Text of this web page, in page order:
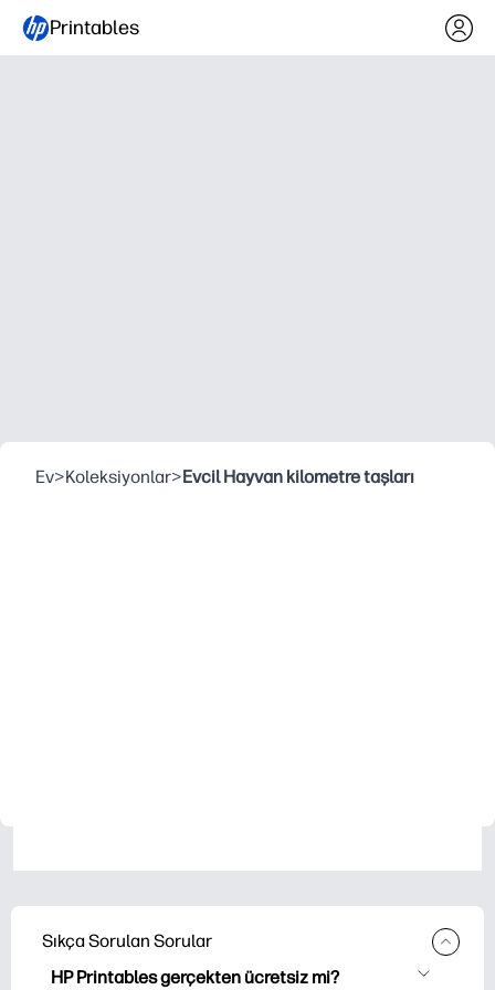
Printables
Ev>Koleksiyonlar>Evcil Hayvan kilometre taşları
Sıkça Sorulan Sorular
HP Printables gerçekten ücretsiz mi?